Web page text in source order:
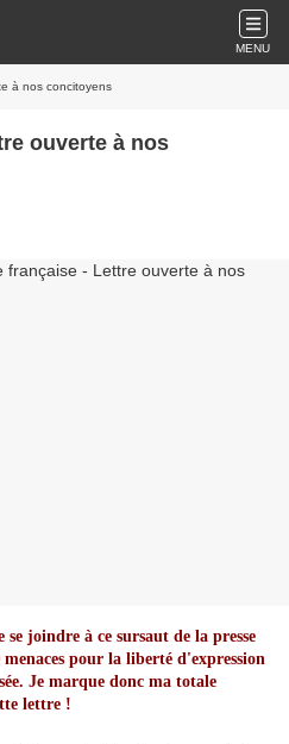
MENU
à nos concitoyens
ouverte à nos
joindre à ce sursaut de la presse
pour la liberté d'expression
Je marque donc ma totale
lettre !